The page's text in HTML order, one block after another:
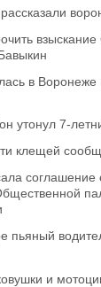
в Воронеже
утонул 7-
клещей
соглашение
пьяный
и